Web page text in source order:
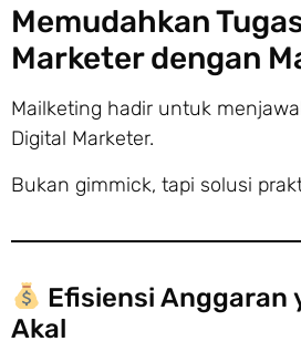
Memudahkan
Marketer dengan
Mailketing hadir untuk
Digital Marketer.
Bukan gimmick, tapi solusi
Efisiensi Anggaran
Akal